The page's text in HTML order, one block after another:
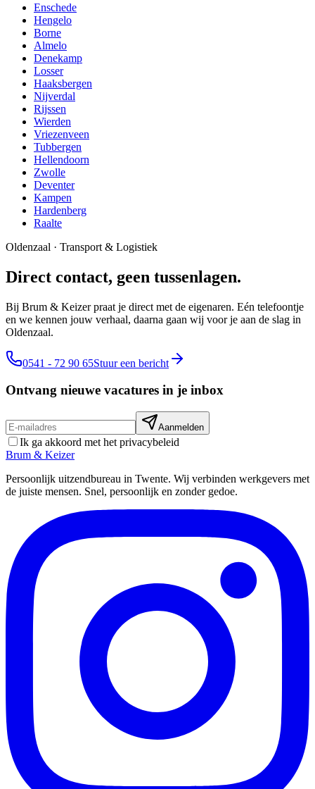
Enschede
Hengelo
Borne
Almelo
Denekamp
Losser
Haaksbergen
Nijverdal
Rijssen
Wierden
Vriezenveen
Tubbergen
Hellendoorn
Zwolle
Deventer
Kampen
Hardenberg
Raalte
Oldenzaal · Transport & Logistiek
Direct contact, geen tussenlagen.
Bij Brum & Keizer praat je direct met de eigenaren. Eén telefoontje
en we kennen jouw verhaal, daarna gaan wij voor je aan de slag in
Oldenzaal.
0541 - 72 90 65Stuur een bericht
Ontvang nieuwe vacatures in je inbox
Aanmelden
Ik ga akkoord met het privacybeleid
Brum & Keizer
Persoonlijk uitzendbureau in Twente. Wij verbinden werkgevers met
de juiste mensen. Snel, persoonlijk en zonder gedoe.